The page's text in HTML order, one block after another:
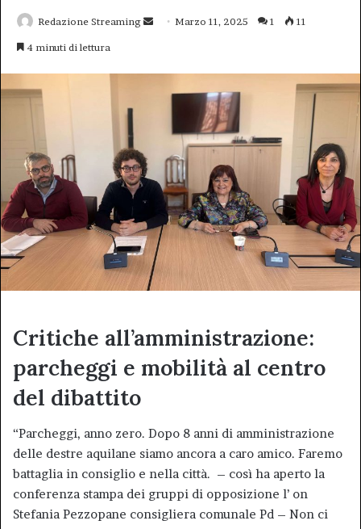
Redazione Streaming
InviaMarzo 11, 2025 1 11
4 minuti di lettura
Critiche all’amministrazione:
parcheggi e mobilità al centro
del dibattito
“Parcheggi, anno zero. Dopo 8 anni di amministrazione
delle destre aquilane siamo ancora a caro amico. Faremo
battaglia in consiglio e nella città. – così ha aperto la
conferenza stampa dei gruppi di opposizione l’ on
Stefania Pezzopane consigliera comunale Pd – Non ci